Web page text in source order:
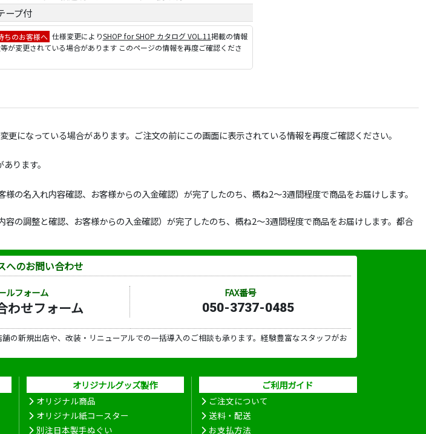
ープ付
ちのお客様へ 仕様変更によりSHOP for SHOP カタログ VOL.11掲載の情報
が変更されている場合があります このページの情報を再度ご確認くださ
になっている場合があります。ご注文の前にこの画面に表示されている情報を再度ご確認ください。
ります。
の名入れ内容確認、お客様からの入金確認）が完了したのち、概ね2～3週間程度で商品をお届けします。
の調整と確認、お客様からの入金確認）が完了したのち、概ね2～3週間程度で商品をお届けします。都合
へのお問い合わせ
ルフォーム
わせフォーム
FAX番号
050-3737-0485
新規出店や、改装・リニューアルでの一括導入のご相談も承ります。経験豊富なスタッフがお
オリジナルグッズ製作
オリジナル商品
オリジナル紙コースター
別注日本製手ぬぐい
ご利用ガイド
ご注文について
送料・配送
お支払方法